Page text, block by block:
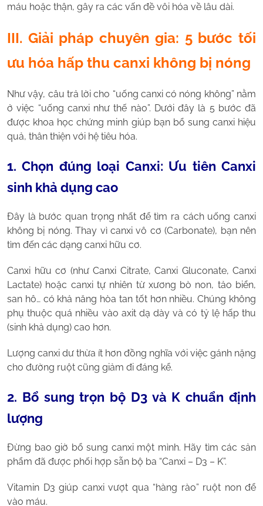
máu hoặc thận, gây ra các vấn đề vôi hóa về lâu dài.
III. Giải pháp chuyên gia: 5 bước tối
ưu hóa hấp thu canxi không bị nóng
Như vậy, câu trả lời cho “uống canxi có nóng không” nằm
ở việc “uống canxi như thế nào”. Dưới đây là 5 bước đã
được khoa học chứng minh giúp bạn bổ sung canxi hiệu
quả, thân thiện với hệ tiêu hóa.
1. Chọn đúng loại Canxi: Ưu tiên Canxi
sinh khả dụng cao
Đây là bước quan trọng nhất để tìm ra cách uống canxi
không bị nóng. Thay vì canxi vô cơ (Carbonate), bạn nên
tìm đến các dạng canxi hữu cơ.
Canxi hữu cơ (như Canxi Citrate, Canxi Gluconate, Canxi
Lactate) hoặc canxi tự nhiên từ xương bò non, tảo biển,
san hô… có khả năng hòa tan tốt hơn nhiều. Chúng không
phụ thuộc quá nhiều vào axit dạ dày và có tỷ lệ hấp thu
(sinh khả dụng) cao hơn.
Lượng canxi dư thừa ít hơn đồng nghĩa với việc gánh nặng
cho đường ruột cũng giảm đi đáng kể.
2. Bổ sung trọn bộ D3 và K chuẩn định
lượng
Đừng bao giờ bổ sung canxi một mình. Hãy tìm các sản
phẩm đã được phối hợp sẵn bộ ba “Canxi – D3 – K”.
Vitamin D3 giúp canxi vượt qua “hàng rào” ruột non để
vào máu.